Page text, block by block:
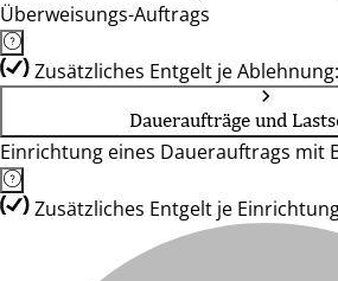
Überweisungs-Auftrags
Zusätzliches Entgelt je
Daueraufträge und
Einrichtung eines Dauerauftrags mit
Zusätzliches Entgelt je